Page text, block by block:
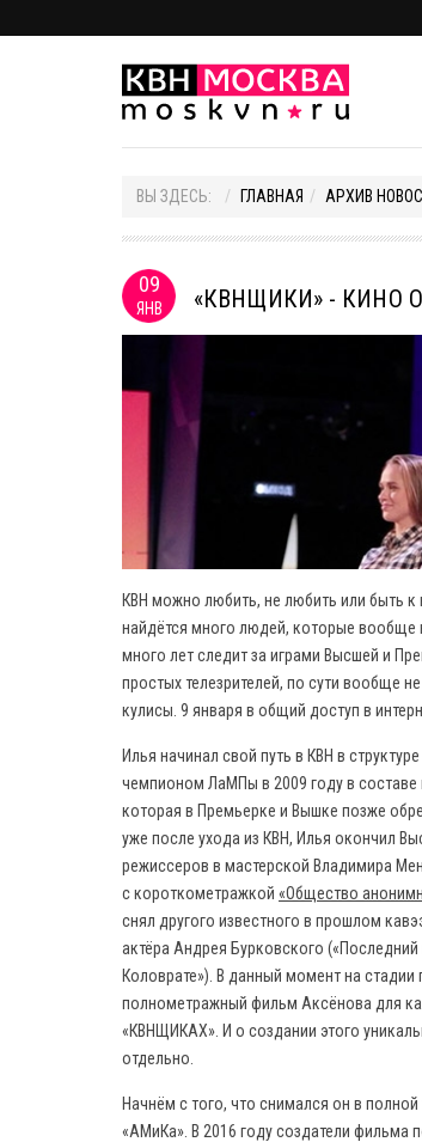
ВЫ ЗДЕСЬ: ГЛАВНАЯ АРХИВ
09
ЯНВ «КВНЩИКИ» - КИНО
КВН можно любить, не любить или быть к
найдётся много людей, которые вообще
много лет следит за играми Высшей и
простых телезрителей, по сути вообще
кулисы. 9 января в общий доступ в
Илья начинал свой путь в КВН в
чемпионом ЛаМПы в 2009 году в
которая в Премьерке и Вышке позже
уже после ухода из КВН, Илья окончил
режиссеров в мастерской Владимира
с короткометражкой «Общество
снял другого известного в прошлом
актёра Андрея Бурковского («Последний
Коловрате»). В данный момент на
полнометражный фильм Аксёнова для
«КВНЩИКАХ». И о создании этого
отдельно.
Начнём с того, что снимался он в
«АМиКа». В 2016 году создатели фильма